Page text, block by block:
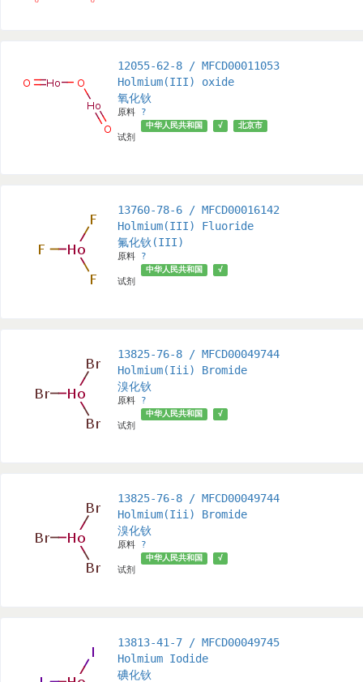
12055-62-8 / MFCD00011053
Holmium(III) oxide
氧化钬
原料 ?
试剂
中华人民共和国 √ 北京市
13760-78-6 / MFCD00016142
Holmium(III) Fluoride
氟化钬(III)
原料 ?
试剂
中华人民共和国 √
13825-76-8 / MFCD00049744
Holmium(Iii) Bromide
溴化钬
原料 ?
试剂
中华人民共和国 √
13825-76-8 / MFCD00049744
Holmium(Iii) Bromide
溴化钬
原料 ?
试剂
中华人民共和国 √
13813-41-7 / MFCD00049745
Holmium Iodide
碘化钬